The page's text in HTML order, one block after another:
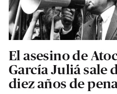
El asesino de
García Juliá sale
diez años de